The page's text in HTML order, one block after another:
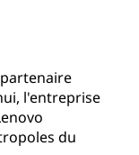
l'entreprise
du